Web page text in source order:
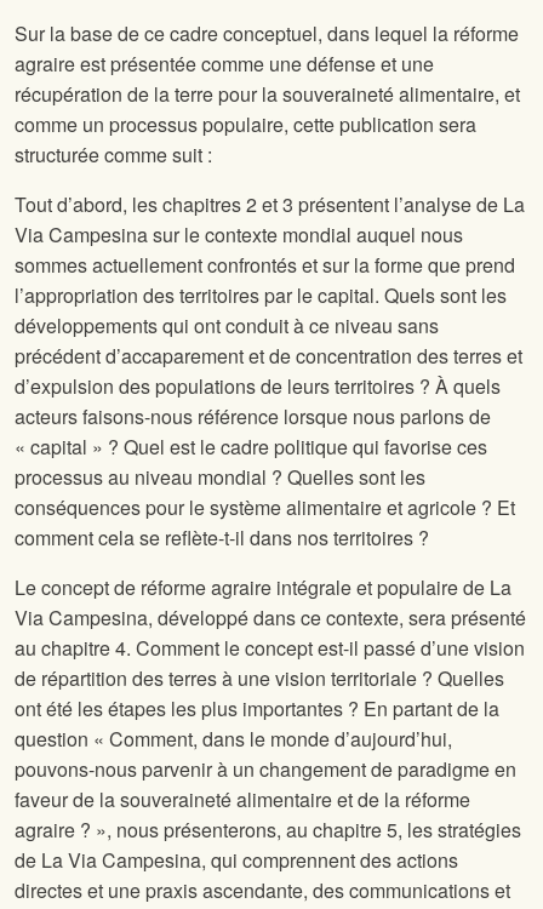
Sur la base de ce cadre conceptuel, dans lequel la réforme
agraire est présentée comme une défense et une
récupération de la terre pour la souveraineté alimentaire, et
comme un processus populaire, cette publication sera
structurée comme suit :
Tout d’abord, les chapitres 2 et 3 présentent l’analyse de La
Via Campesina sur le contexte mondial auquel nous
sommes actuellement confrontés et sur la forme que prend
l’appropriation des territoires par le capital. Quels sont les
développements qui ont conduit à ce niveau sans
précédent d’accaparement et de concentration des terres et
d’expulsion des populations de leurs territoires ? À quels
acteurs faisons-nous référence lorsque nous parlons de
« capital » ? Quel est le cadre politique qui favorise ces
processus au niveau mondial ? Quelles sont les
conséquences pour le système alimentaire et agricole ? Et
comment cela se reflète-t-il dans nos territoires ?
Le concept de réforme agraire intégrale et populaire de La
Via Campesina, développé dans ce contexte, sera présenté
au chapitre 4. Comment le concept est-il passé d’une vision
de répartition des terres à une vision territoriale ? Quelles
ont été les étapes les plus importantes ? En partant de la
question « Comment, dans le monde d’aujourd’hui,
pouvons-nous parvenir à un changement de paradigme en
faveur de la souveraineté alimentaire et de la réforme
agraire ? », nous présenterons, au chapitre 5, les stratégies
de La Via Campesina, qui comprennent des actions
directes et une praxis ascendante, des communications et